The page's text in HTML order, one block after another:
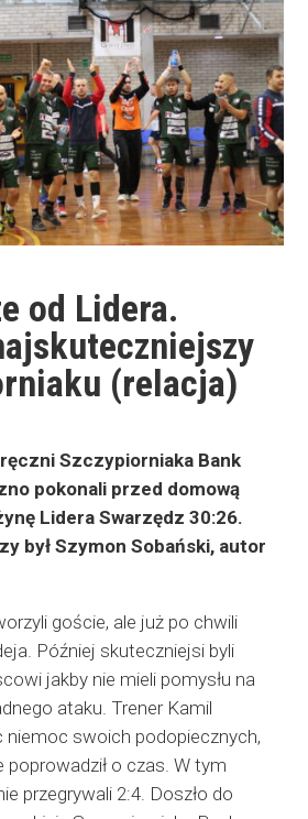
od Lidera.
(relacja)
Szczypiorniaka Bank
pokonali przed domową
Lidera Swarzędz 30:26.
był Szymon Sobański, autor
goście, ale już po chwili
Później skuteczniejsi byli
jakby nie mieli pomysłu na
ataku. Trener Kamil
niemoc swoich podopiecznych,
o czas. W tym
przegrywali 2:4. Doszło do